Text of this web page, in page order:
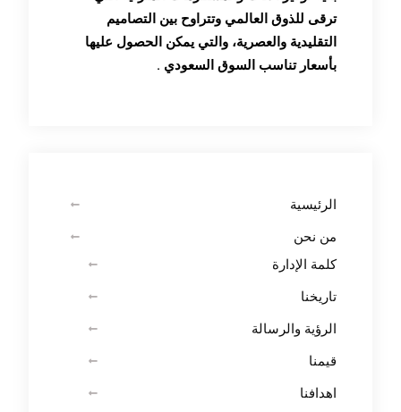
ترقى للذوق العالمي وتتراوح بين التصاميم
التقليدية والعصرية، والتي يمكن الحصول عليها
بأسعار تناسب السوق السعودي .
الرئيسية
من نحن
كلمة الإدارة
تاريخنا
الرؤية والرسالة
قيمنا
اهدافنا